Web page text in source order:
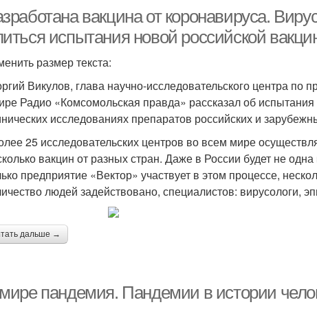
вакцина от коронавируса.
испытания новой российской
размер текста:
Викулов, глава научно-исследовательского центра
Радио «Комсомольская правда» рассказал об
исследованиях препаратов российских и
25 исследовательских центров во всем мире
вакцин от разных стран. Даже в России будет не
предприятие «Вектор» участвует в этом процессе,
людей задействовано, специалистов: вирусологи,
дальше →
пандемия. Пандемии в истории